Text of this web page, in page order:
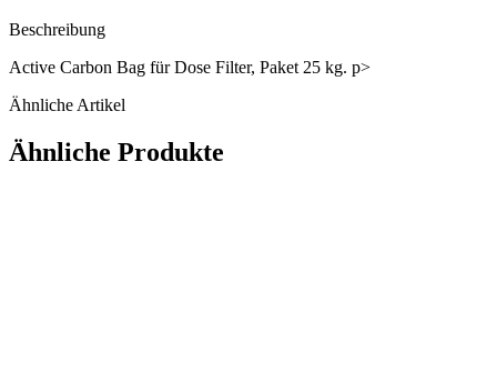
Beschreibung
Active Carbon Bag für Dose Filter, Paket 25 kg. p>
Ähnliche Artikel
Ähnliche Produkte